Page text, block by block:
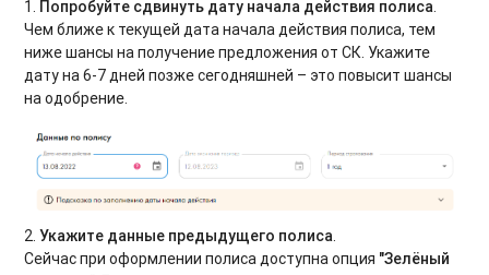
1. Попробуйте сдвинуть дату начала действия полиса.
Чем ближе к текущей дата начала действия полиса, тем
ниже шансы на получение предложения от СК. Укажите
дату на 6-7 дней позже сегодняшней – это повысит шансы
на одобрение.
2.Укажите данные предыдущего полиса.
Сейчас при оформлении полиса доступна опция "Зелёный